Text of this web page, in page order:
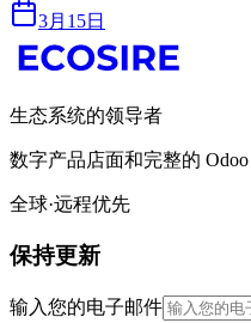
3月15日
生态系统的领导者
数字产品店面和完整的 Odoo
全球·远程优先
保持更新
输入您的电子邮件